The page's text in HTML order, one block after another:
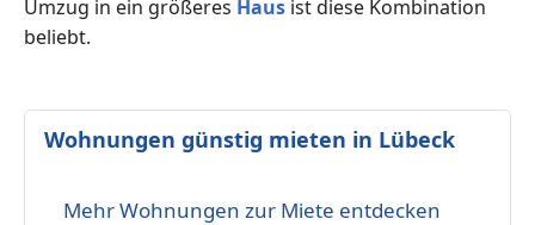
Umzug in ein größeres Haus ist diese Kombination
beliebt.
Wohnungen günstig mieten in Lübeck
Mehr Wohnungen zur Miete entdecken